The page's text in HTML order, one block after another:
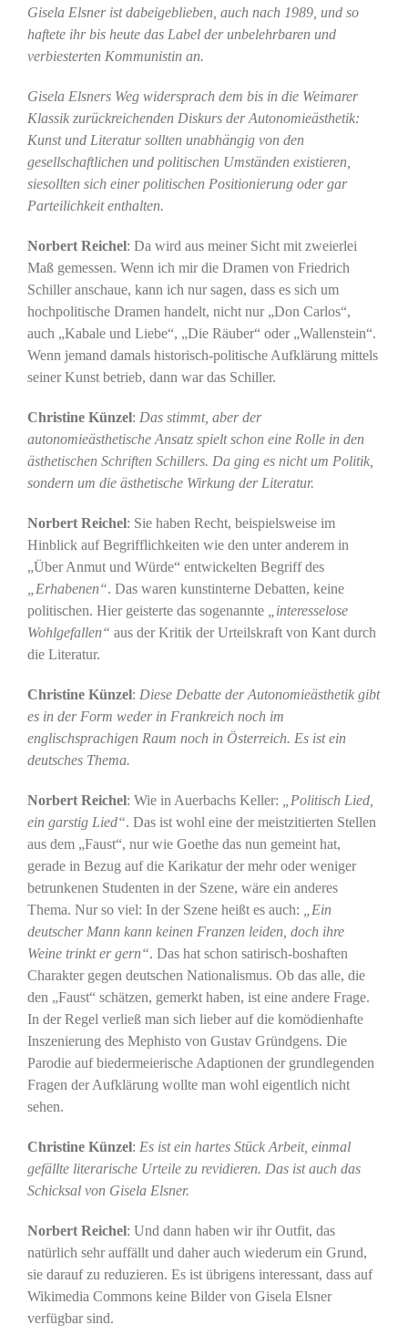
Gisela Elsner ist dabeigeblieben, auch nach 1989, und so
haftete ihr bis heute das Label der unbelehrbaren und
verbiesterten Kommunistin an.
Gisela Elsners Weg widersprach dem bis in die Weimarer
Klassik zurückreichenden Diskurs der Autonomieästhetik:
Kunst und Literatur sollten unabhängig von den
gesellschaftlichen und politischen Umständen existieren,
siesollten sich einer politischen Positionierung oder gar
Parteilichkeit enthalten.
Norbert Reichel: Da wird aus meiner Sicht mit zweierlei
Maß gemessen. Wenn ich mir die Dramen von Friedrich
Schiller anschaue, kann ich nur sagen, dass es sich um
hochpolitische Dramen handelt, nicht nur „Don Carlos“,
auch „Kabale und Liebe“, „Die Räuber“ oder „Wallenstein“.
Wenn jemand damals historisch-politische Aufklärung mittels
seiner Kunst betrieb, dann war das Schiller.
Christine Künzel: Das stimmt, aber der
autonomieästhetische Ansatz spielt schon eine Rolle in den
ästhetischen Schriften Schillers. Da ging es nicht um Politik,
sondern um die ästhetische Wirkung der Literatur.
Norbert Reichel: Sie haben Recht, beispielsweise im
Hinblick auf Begrifflichkeiten wie den unter anderem in
„Über Anmut und Würde“ entwickelten Begriff des
„Erhabenen“. Das waren kunstinterne Debatten, keine
politischen. Hier geisterte das sogenannte
„interesselose
Wohlgefallen“ aus der Kritik der Urteilskraft von Kant durch
die Literatur.
Christine Künzel: Diese Debatte der Autonomieästhetik gibt
es in der Form weder in Frankreich noch im
englischsprachigen Raum noch in Österreich. Es ist ein
deutsches Thema.
Norbert Reichel: Wie in Auerbachs Keller:
„Politisch Lied,
ein garstig Lied“. Das ist wohl eine der meistzitierten Stellen
aus dem „Faust“, nur wie Goethe das nun gemeint hat,
gerade in Bezug auf die Karikatur der mehr oder weniger
betrunkenen Studenten in der Szene, wäre ein anderes
Thema. Nur so viel: In der Szene heißt es auch:
„Ein
deutscher Mann kann keinen Franzen leiden, doch ihre
Weine trinkt er gern“. Das hat schon satirisch-boshaften
Charakter gegen deutschen Nationalismus. Ob das alle, die
den „Faust“ schätzen, gemerkt haben, ist eine andere Frage.
In der Regel verließ man sich lieber auf die komödienhafte
Inszenierung des Mephisto von Gustav Gründgens. Die
Parodie auf biedermeierische Adaptionen der grundlegenden
Fragen der Aufklärung wollte man wohl eigentlich nicht
sehen.
Christine Künzel: Es ist ein hartes Stück Arbeit, einmal
gefällte literarische Urteile zu revidieren. Das ist auch das
Schicksal von Gisela Elsner.
Norbert Reichel: Und dann haben wir ihr Outfit, das
natürlich sehr auffällt und daher auch wiederum ein Grund,
sie darauf zu reduzieren. Es ist übrigens interessant, dass auf
Wikimedia Commons keine Bilder von Gisela Elsner
verfügbar sind.